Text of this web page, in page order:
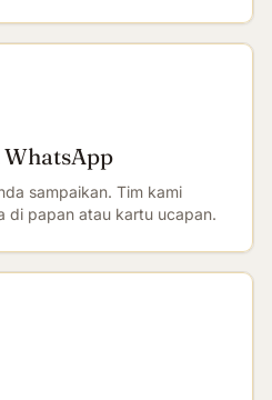
sampaikan. Tim kami
di papan atau kartu ucapan.